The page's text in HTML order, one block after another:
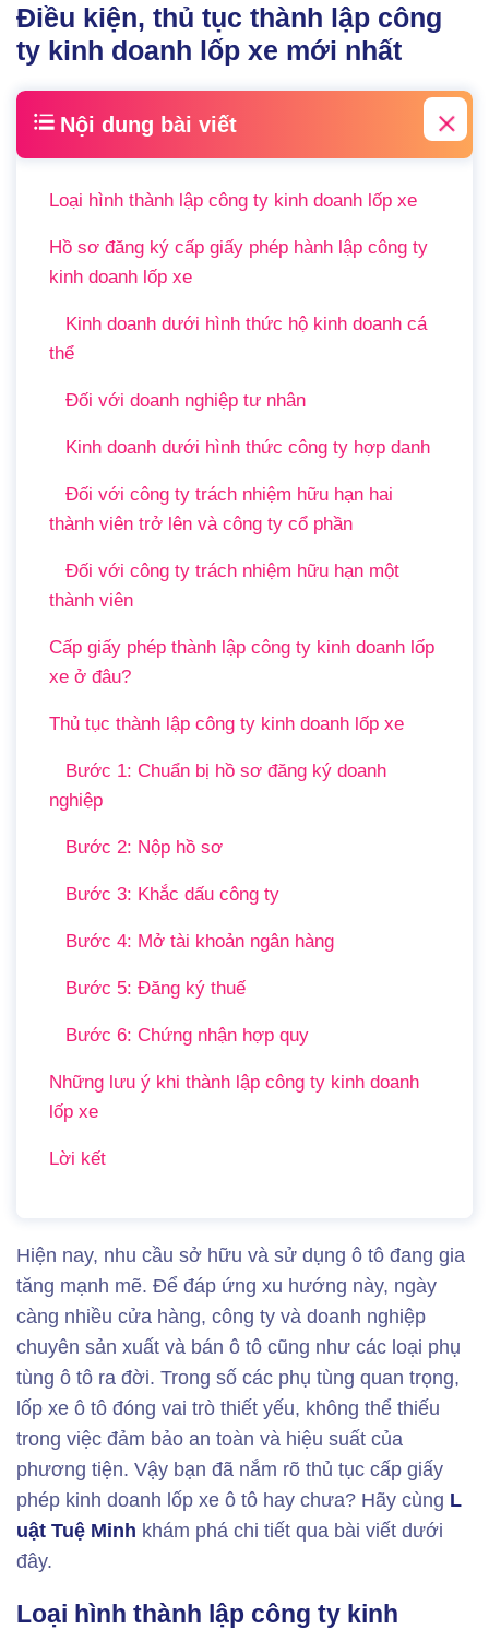
Điều kiện, thủ tục thành lập công
ty kinh doanh lốp xe mới nhất
Nội dung bài viết
Loại hình thành lập công ty kinh doanh lốp xe
Hồ sơ đăng ký cấp giấy phép hành lập công ty
kinh doanh lốp xe
Kinh doanh dưới hình thức hộ kinh doanh cá
thể
Đối với doanh nghiệp tư nhân
Kinh doanh dưới hình thức công ty hợp danh
Đối với công ty trách nhiệm hữu hạn hai
thành viên trở lên và công ty cổ phần
Đối với công ty trách nhiệm hữu hạn một
thành viên
Cấp giấy phép thành lập công ty kinh doanh lốp
xe ở đâu?
Thủ tục thành lập công ty kinh doanh lốp xe
Bước 1: Chuẩn bị hồ sơ đăng ký doanh
nghiệp
Bước 2: Nộp hồ sơ
Bước 3: Khắc dấu công ty
Bước 4: Mở tài khoản ngân hàng
Bước 5: Đăng ký thuế
Bước 6: Chứng nhận hợp quy
Những lưu ý khi thành lập công ty kinh doanh
lốp xe
Lời kết
Hiện nay, nhu cầu sở hữu và sử dụng ô tô đang gia
tăng mạnh mẽ. Để đáp ứng xu hướng này, ngày
càng nhiều cửa hàng, công ty và doanh nghiệp
chuyên sản xuất và bán ô tô cũng như các loại phụ
tùng ô tô ra đời. Trong số các phụ tùng quan trọng,
lốp xe ô tô đóng vai trò thiết yếu, không thể thiếu
trong việc đảm bảo an toàn và hiệu suất của
phương tiện. Vậy bạn đã nắm rõ thủ tục cấp giấy
phép kinh doanh lốp xe ô tô hay chưa? Hãy cùng L
uật Tuệ Minh khám phá chi tiết qua bài viết dưới
đây.
Loại hình thành lập công ty kinh